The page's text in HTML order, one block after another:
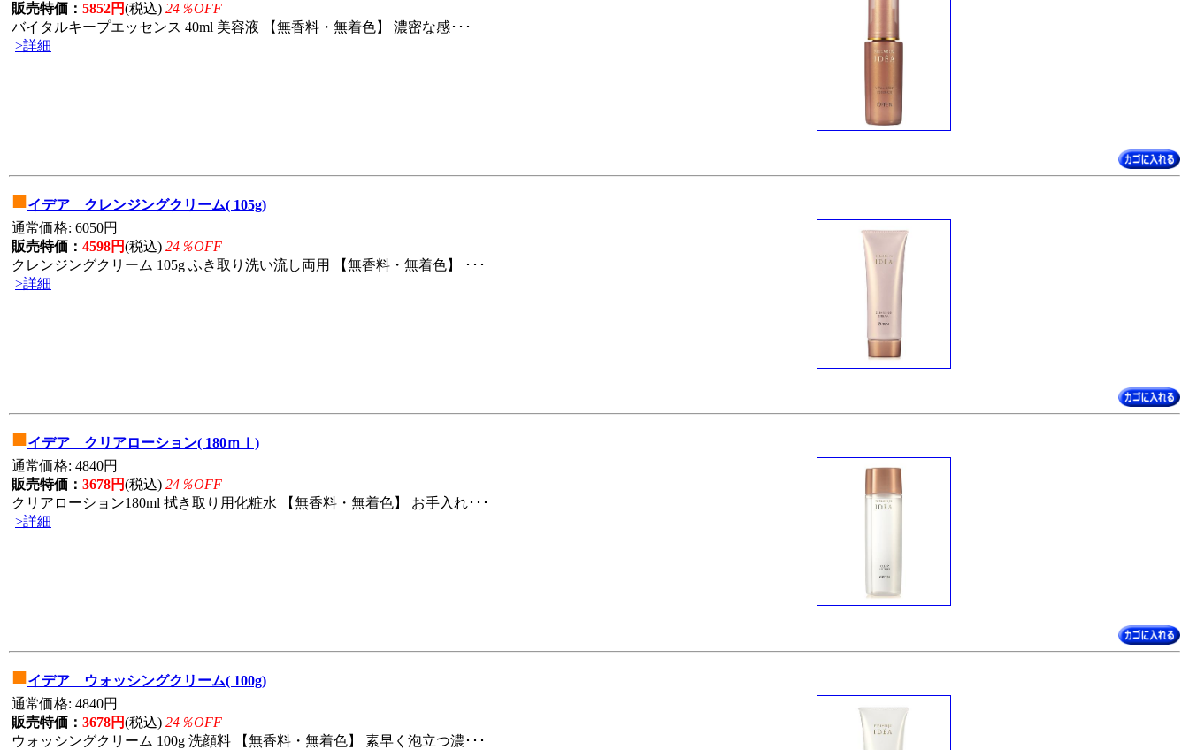
販売特価： 5852円(税込) 24％OFF
バイタルキープエッセンス 40ml 美容液 【無香料・無着色】 濃密な感･･･
>詳細
■イデア クレンジングクリーム( 105g)
通常価格: 6050円
販売特価： 4598円(税込) 24％OFF
クレンジングクリーム 105g ふき取り洗い流し両用 【無香料・無着色】 ･･･
>詳細
■イデア クリアローション( 180ｍｌ)
通常価格: 4840円
販売特価： 3678円(税込) 24％OFF
クリアローション180ml 拭き取り用化粧水 【無香料・無着色】 お手入れ･･･
>詳細
■イデア ウォッシングクリーム( 100g)
通常価格: 4840円
販売特価： 3678円(税込) 24％OFF
ウォッシングクリーム 100g 洗顔料 【無香料・無着色】 素早く泡立つ濃･･･